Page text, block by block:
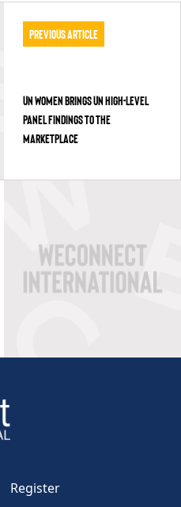
Previous Article
UN WOMEN BRINGS UN HIGH-LEVEL
PANEL FINDINGS TO THE
MARKETPLACE
Register